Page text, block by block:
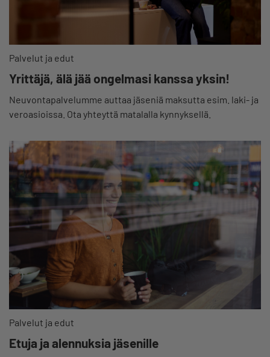
Palvelut ja edut
Yrittäjä, älä jää ongelmasi kanssa yksin!
Neuvontapalvelumme auttaa jäseniä maksutta esim. laki- ja
veroasioissa. Ota yhteyttä matalalla kynnyksellä.
Palvelut ja edut
Etuja ja alennuksia jäsenille